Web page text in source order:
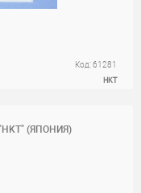
Код: 61281
HKT
(ЯПОНИЯ)